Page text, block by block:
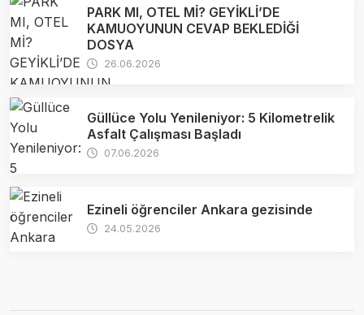
PARK MI, OTEL Mİ? GEYİKLİ’DE
KAMUOYUNUN CEVAP BEKLEDİĞİ
DOSYA
26.06.2026
Güllüce Yolu Yenileniyor: 5 Kilometrelik
Asfalt Çalışması Başladı
07.06.2026
Ezineli öğrenciler Ankara gezisinde
24.05.2026